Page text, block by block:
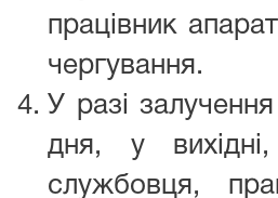
працівник
чергування.
У разі
дня, у
службовця,